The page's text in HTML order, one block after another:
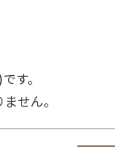
す。
せん。